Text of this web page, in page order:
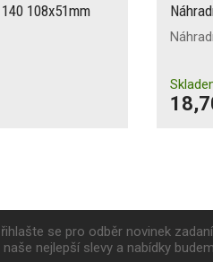
108x51mm
se pro odběr novinek
naše nejlepší slevy a nabídky